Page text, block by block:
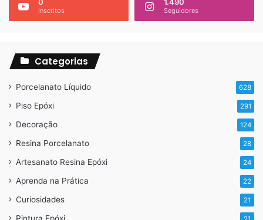
https://porcelanatoliquido.com/pode-colocar-porcelanato-
liquido-no-banheiro/
Para informações sobre:
Curso de porcelanato liquido
Serviços
0
Inscritos
1.490
Seguidores
Categorias
Porcelanato Líquido 628
Piso Epóxi 291
Decoração 124
Resina Porcelanato 28
Artesanato Resina Epóxi 24
Aprenda na Prática 22
Curiosidades 21